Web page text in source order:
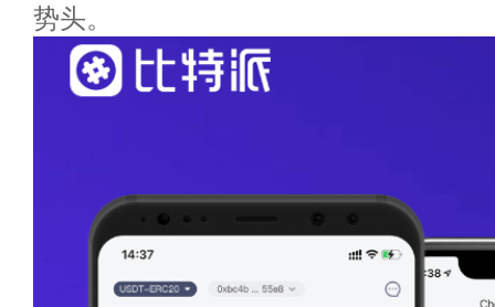
势头。